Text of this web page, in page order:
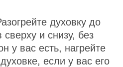
духовку до
сверху и снизу, без
у вас есть, нагрейте
если у вас его